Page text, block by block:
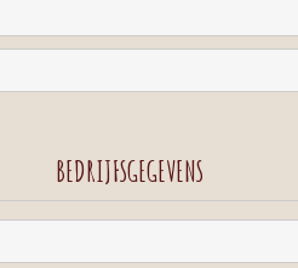
BEDRIJFSGEGEVENS